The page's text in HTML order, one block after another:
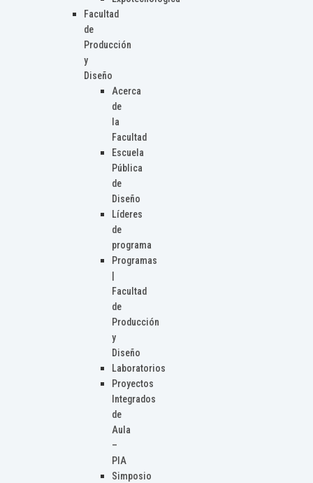
Facultad
de
Producción
y
Diseño
Acerca
de
la
Facultad
Escuela
Pública
de
Diseño
Líderes
de
programa
Programas
Facultad
de
Producción
y
Diseño
Laboratorios
Proyectos
Integrados
de
Aula
–
PIA
Simposio